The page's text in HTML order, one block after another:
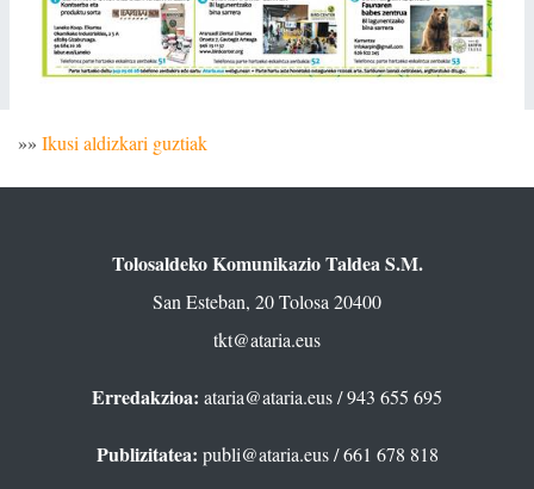
»» Ikusi aldizkari guztiak
Tolosaldeko Komunikazio Taldea S.M.
San Esteban, 20 Tolosa 20400
tkt@ataria.eus
Erredakzioa: ataria@ataria.eus/ 943 655 695
Publizitatea: publi@ataria.eus/ 661 678 818